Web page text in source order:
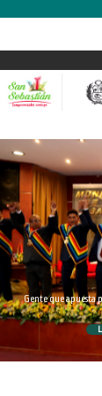
Gente que apuesta